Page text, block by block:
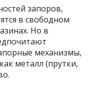
запоров,
в свободном
Но в
механизмы,
металл (прутки,